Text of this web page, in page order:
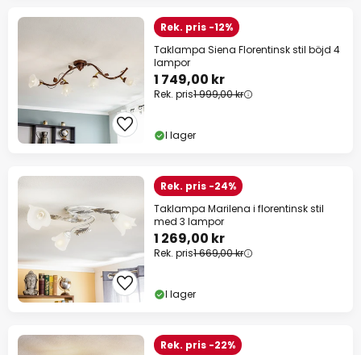
Rek. pris -12%
Taklampa Siena Florentinsk stil böjd 4
lampor
1 749,00 kr
Rek. pris1 999,00 kr
I lager
Rek. pris -24%
Taklampa Marilena i florentinsk stil
med 3 lampor
1 269,00 kr
Rek. pris1 669,00 kr
I lager
Rek. pris -22%